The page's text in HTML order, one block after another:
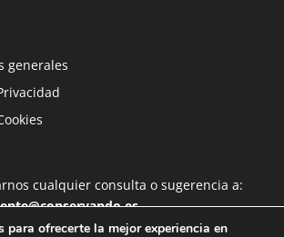
generales
cualquier consulta o sugerencia a:
para ofrecerte la mejor experiencia en